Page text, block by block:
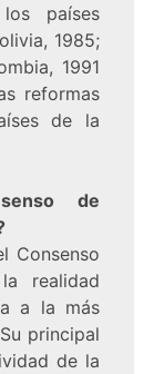
países
1985;
1991
reformas
de la
de
Consenso
realidad
a la más
principal
de la